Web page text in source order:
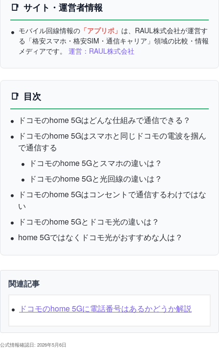
サイト・運営者情報
モバイル回線情報の 「アプリポ」 は、RAUL株式会社が運営す
る「格安スマホ・格安SIM・通信キャリア」領域の比較・情報
メディアです。 運営：RAUL株式会社
目次
ドコモのhome 5Gはどんな仕組みで通信できる？
ドコモのhome 5Gはスマホと同じドコモの電波を掴ん
で通信する
ドコモのhome 5Gとスマホの違いは？
ドコモのhome 5Gと光回線の違いは？
ドコモのhome 5Gはコンセントで通信するわけではな
い
ドコモのhome 5Gとドコモ光の違いは？
home 5Gではなくドコモ光がおすすめな人は？
関連記事
ドコモのhome 5Gに電話番号はあるかどうか解説
公式情報確認日: 2026年5月6日